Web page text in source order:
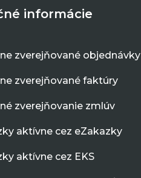
informácie
zverejňované objednávky
zverejňované faktúry
zverejňovanie zmlúv
aktívne cez eZakazky
aktívne cez EKS